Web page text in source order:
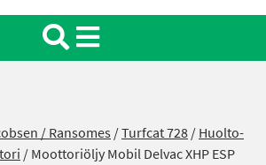
/ Ransomes /Turfcat 728/Huolto-
/ Moottoriöljy Mobil Delvac XHP ESP